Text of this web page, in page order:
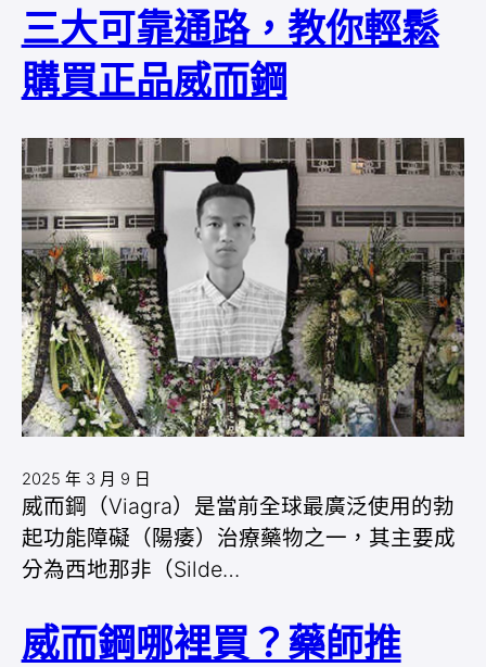
三大可靠通路，教你輕鬆
購買正品威而鋼
2025 年 3 月 9 日
威而鋼（Viagra）是當前全球最廣泛使用的勃
起功能障礙（陽痿）治療藥物之一，其主要成
分為西地那非（Silde…
威而鋼哪裡買？藥師推